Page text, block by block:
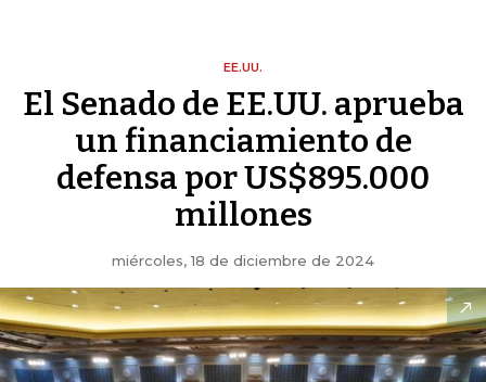
EE.UU.
El Senado de EE.UU. aprueba
un financiamiento de
defensa por US$895.000
millones
miércoles, 18 de diciembre de 2024